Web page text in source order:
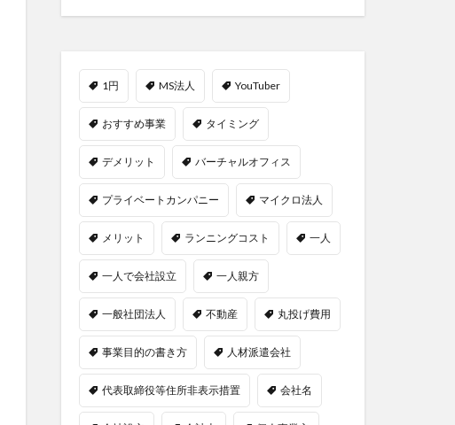
1円 MS法人 YouTuber
おすすめ事業 タイミング
デメリット バーチャルオフィス
プライベートカンパニー マイクロ法人
メリット ランニングコスト 一人
一人で会社設立 一人親方
一般社団法人 不動産 丸投げ費用
事業目的の書き方 人材派遣会社
代表取締役等住所非表示措置 会社名